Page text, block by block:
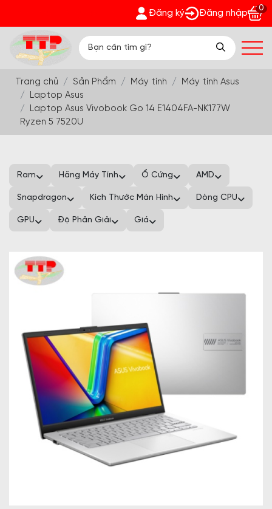
quà bất ngờ Đón Hè Sang chi tiết tại 'Khuyến Mãi'
Đăng ký Đăng nhập
0
Trang chủ Sản Phẩm Máy tính
Máy tính Asus
Laptop Asus
Laptop Asus Vivobook Go 14 E1404FA-NK177W
Ryzen 5 7520U
Ram Hãng Máy Tính Ổ Cứng AMD
Snapdragon Kích Thước Màn Hình Dòng CPU
GPU Độ Phân Giải Giá